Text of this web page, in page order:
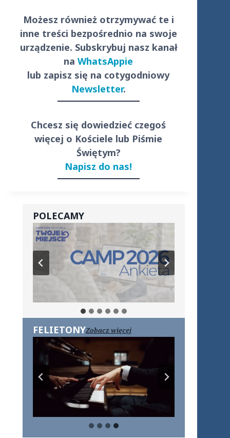
Możesz również otrzymywać te i
inne treści bezpośrednio na swoje
urządzenie. Subskrybuj nasz kanał
naWhatsAppie
lub zapisz się na cotygodniowy
Newsletter.
Chcesz się dowiedzieć czegoś
więcej o Kościele lub Piśmie
Świętym?
Napisz do nas!
POLECAMY
FELIETONYZobacz więcej